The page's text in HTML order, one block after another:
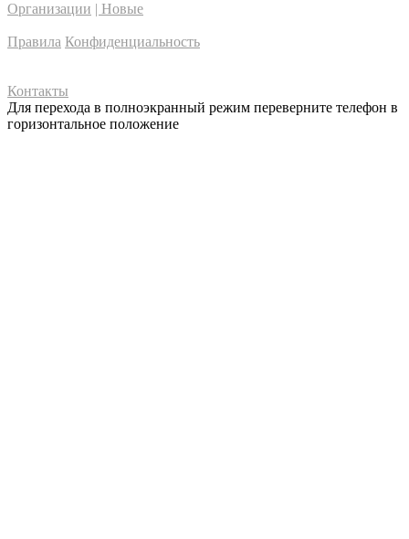
Организации | Новые
Правила Конфиденциальность
Контакты
Для перехода в полноэкранный режим переверните телефон в
горизонтальное положение